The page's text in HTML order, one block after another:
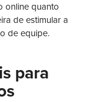
online quanto
de estimular a
de equipe.
para